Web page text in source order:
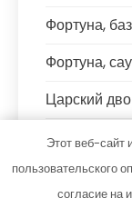
Фортуна,
Фортуна,
Царский
Центр
ЧЕ4, сауна
Этот веб-
пользовательского
согласие на